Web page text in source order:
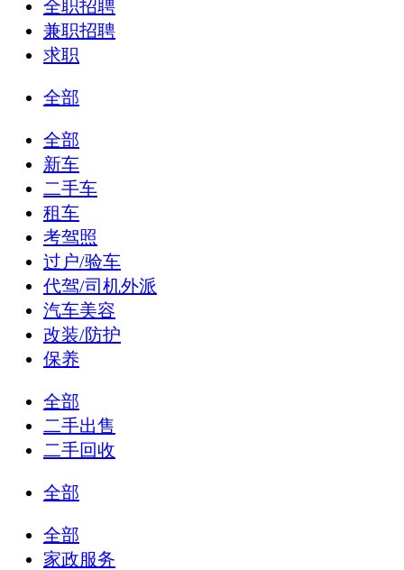
全职招聘
兼职招聘
求职
全部
全部
新车
二手车
租车
考驾照
过户/验车
代驾/司机外派
汽车美容
改装/防护
保养
全部
二手出售
二手回收
全部
全部
家政服务